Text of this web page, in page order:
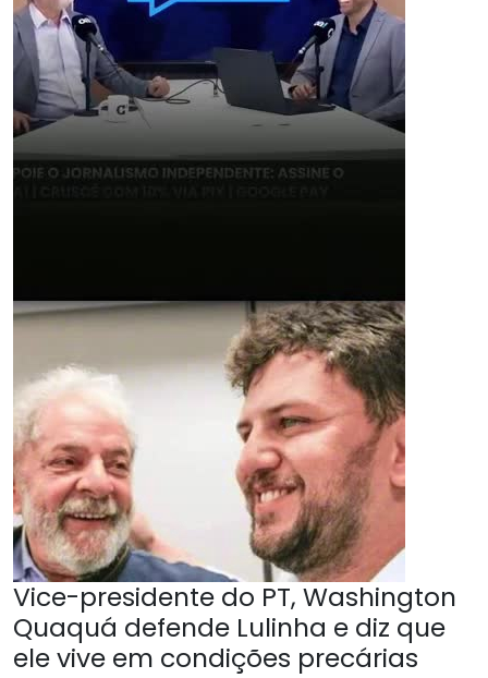
Vice-presidente do PT, Washington
Quaquá defende Lulinha e diz que
ele vive em condições precárias